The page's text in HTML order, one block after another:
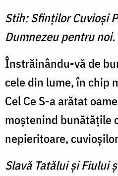
Stih: Sfinţilor Cuvioşi
Dumnezeu pentru noi.
Înstrăinându-vă de
cele din lume, în chip
Cel Ce S-a arătat
moştenind bunătăţile
nepieritoare,
Slavă Tatălui şi Fiului